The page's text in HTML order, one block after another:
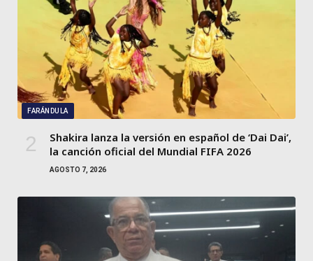
FARÁNDULA
Shakira lanza la versión en español de ‘Dai Dai’,
la canción oficial del Mundial FIFA 2026
AGOSTO 7, 2026